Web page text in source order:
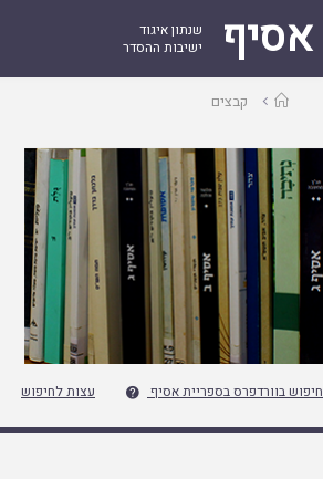
אסיף
שנתון איגוד
ישיבות ההסדר
עמודקבצים
חיפוש בוורדפרס בספריית אסיף  עצות לחיפוש